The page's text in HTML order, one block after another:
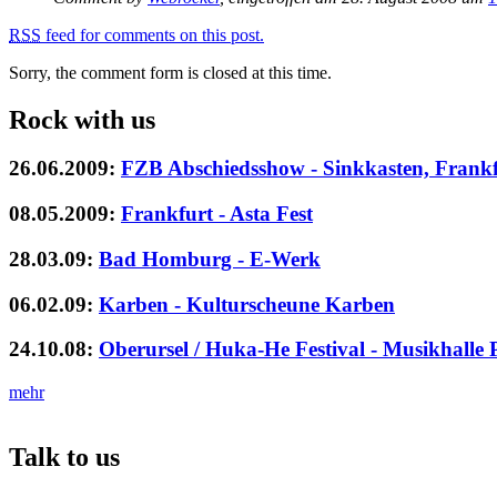
RSS feed for comments on this post.
Sorry, the comment form is closed at this time.
Rock with us
26.06.2009: FZB Abschiedsshow - Sinkkasten,
08.05.2009: Frankfurt - Asta Fest
28.03.09: Bad Homburg - E-Werk
06.02.09: Karben - Kulturscheune Karben
24.10.08: Oberursel / Huka-He Festival - Musikhalle
mehr
Talk to us